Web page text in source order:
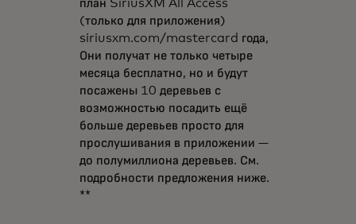
план SiriusXM All Access
(только для приложения)
siriusxm.com/mastercard года,
Они получат не только четыре
месяца бесплатно, но и будут
посажены 10 деревьев с
возможностью посадить ещё
больше деревьев просто для
прослушивания в приложении —
до полумиллиона деревьев. См.
подробности предложения ниже.
**